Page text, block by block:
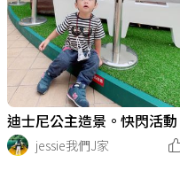
迪士尼公主造景。快閃活動
jessie我們J家